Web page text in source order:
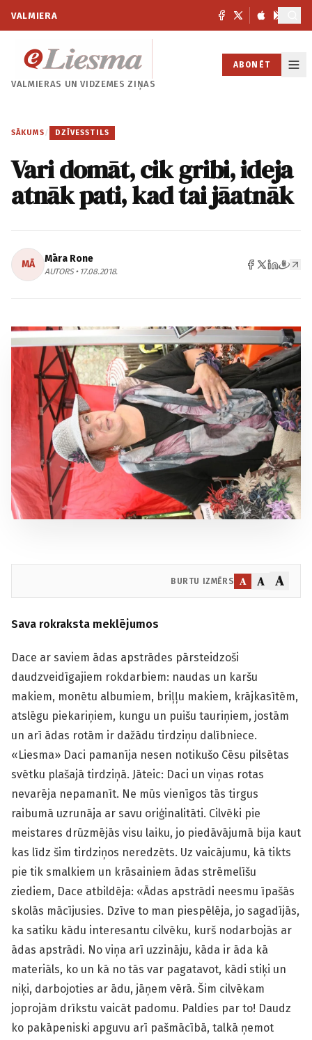
VALMIERA
VALMIERAS UNVIDZEMES ZIŅAS
ABONĒT
SĀKUMS / DZĪVESSTILS
Vari domāt, cik gribi, ideja
atnāk pati, kad tai jāatnāk
MĀ Māra Rone
AUTORS • 17.08.2018.
BURTU IZMĒRS A A A
Sava rokraksta meklējumos
Dace ar saviem ādas apstrādes pārsteidzoši
daudzveidīgajiem rokdarbiem: naudas un karšu
makiem, monētu albumiem, briļļu makiem, krājkasītēm,
atslēgu piekariņiem, kungu un puišu tauriņiem, jostām
un arī ādas rotām ir dažādu tirdziņu dalībniece.
«Liesma» Daci pamanīja nesen notikušo Cēsu pilsētas
svētku plašajā tirdziņā. Jāteic: Daci un viņas rotas
nevarēja nepamanīt. Ne mūs vienīgos tās tirgus
raibumā uzrunāja ar savu oriģinalitāti. Cilvēki pie
meistares drūzmējās visu laiku, jo piedāvājumā bija kaut
kas līdz šim tirdziņos neredzēts. Uz vaicājumu, kā tikts
pie tik smalkiem un krāsainiem ādas strēmelīšu
ziediem, Dace atbildēja: «Ādas apstrādi neesmu īpašās
skolās mācījusies. Dzīve to man piespēlēja, jo sagadījās,
ka satiku kādu interesantu cilvēku, kurš nodarbojās ar
ādas apstrādi. No viņa arī uzzināju, kāda ir āda kā
materiāls, ko un kā no tās var pagatavot, kādi stiķi un
niķi, darbojoties ar ādu, jāņem vērā. Šim cilvēkam
joprojām drīkstu vaicāt padomu. Paldies par to! Daudz
ko pakāpeniski apguvu arī pašmācībā, talkā ņemot